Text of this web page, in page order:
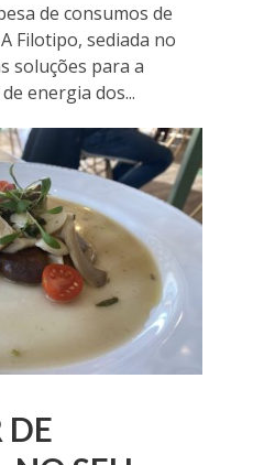
de consumos de
Filotipo, sediada no
soluções para a
energia dos...
DE